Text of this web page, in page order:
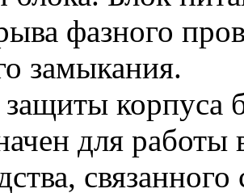
фазного
замыкания.
корпуса
для